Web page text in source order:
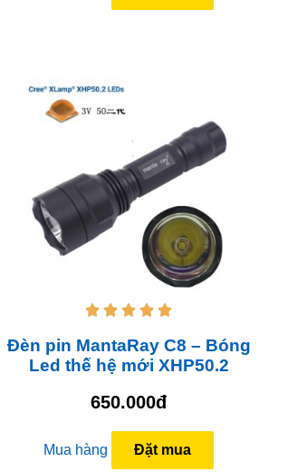
    
Đèn pin MantaRay C8 – Bóng
Led thế hệ mới XHP50.2
650.000đ
Mua hàng Đặt mua